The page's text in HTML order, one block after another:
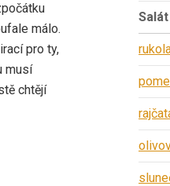
málo.
pro ty,
musí
chtějí
Salát